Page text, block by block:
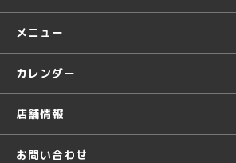
メニュー
カレンダー
店舗情報
お問い合わせ